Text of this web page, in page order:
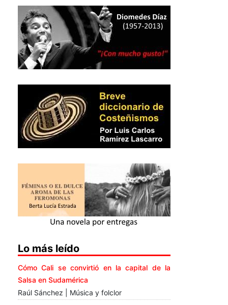
Lo más leído
Cómo Cali se convirtió en la capital de la
Salsa en Sudamérica
Raúl Sánchez | Música y folclor